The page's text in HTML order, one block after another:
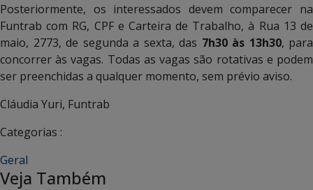
Posteriormente, os interessados devem comparecer na
Funtrab com RG, CPF e Carteira de Trabalho, à Rua 13 de
maio, 2773, de segunda a sexta, das 7h30 às 13h30, para
concorrer às vagas. Todas as vagas são rotativas e podem
ser preenchidas a qualquer momento, sem prévio aviso.
Cláudia Yuri, Funtrab
Categorias :
Geral
Veja Também